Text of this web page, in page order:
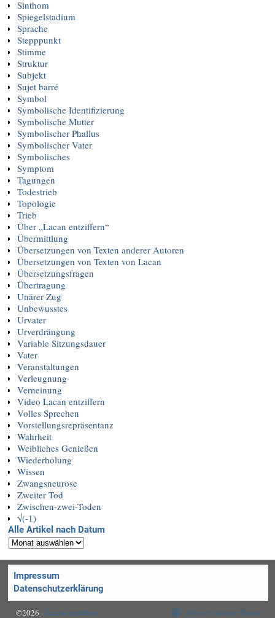
Sinthom
Spiegelstadium
Sprache
Stepppunkt
Stimme
Struktur
Subjekt
Sujet barré
Symbol
Symbolische Identifizierung
Symbolische Mutter
Symbolischer Phallus
Symbolischer Vater
Symbolisches
Symptom
Tagungen
Todestrieb
Topologie
Trieb
Über „Lacan entziffern“
Übermittlung
Übersetzungen von Texten anderer Autoren
Übersetzungen von Texten von Lacan
Übersetzungsfragen
Übertragung
Unärer Zug
Unbewusstes
Urvater
Urverdrängung
Variable Sitzungsdauer
Vater
Veranstaltungen
Verleugnung
Verneinung
Video Lacan entziffern
Volles Sprechen
Vorstellungsrepräsentanz
Wahrheit
Weibliches Genießen
Wiederholung
Wissen
Zwangsneurose
Zweiter Tod
Zwischen-zwei-Toden
√(-1)
Alle Artikel nach Datum
Impressum
Datenschutzerklärung
©2026 - Lacan entziffern - Weaver Xtreme Theme